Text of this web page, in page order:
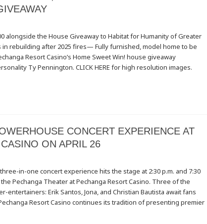
alongside the House Giveaway to Habitat for Humanity of Greater
rebuilding after 2025 fires— Fully furnished, model home to be
Resort Casino’s Home Sweet Win! house giveaway
Ty Pennington. CLICK HERE for high resolution images.
CONCERT EXPERIENCE AT
ON APRIL 26
three-in-one concert experience hits the stage at 2:30 p.m. and 7:30
the Pechanga Theater at Pechanga Resort Casino. Three of the
entertainers: Erik Santos, Jona, and Christian Bautista await fans
Resort Casino continues its tradition of presenting premier